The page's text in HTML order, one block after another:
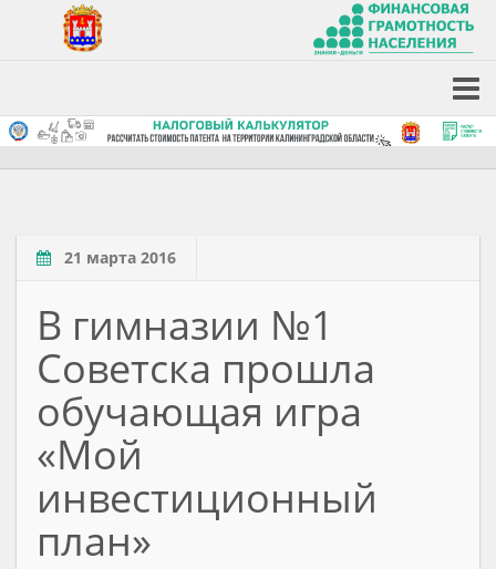
21 марта 2016
В гимназии №1
Советска прошла
обучающая игра
«Мой
инвестиционный
план»